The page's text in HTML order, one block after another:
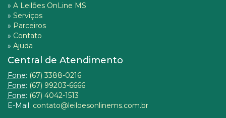
» A Leilões OnLine MS
» Serviços
» Parceiros
» Contato
» Ajuda
Central de Atendimento
Fone: (67) 3388-0216
Fone: (67) 99203-6666
Fone: (67) 4042-1513
E-Mail: contato@leiloesonlinems.com.br